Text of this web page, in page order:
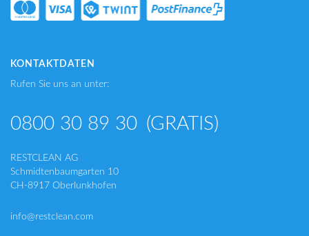
KONTAKTDATEN
Rufen Sie uns an unter:
0800 30 89 30 (GRATIS)
RESTCLEAN AG
Schmidtenbaumgarten 10
CH-8917 Oberlunkhofen
info@restclean.com